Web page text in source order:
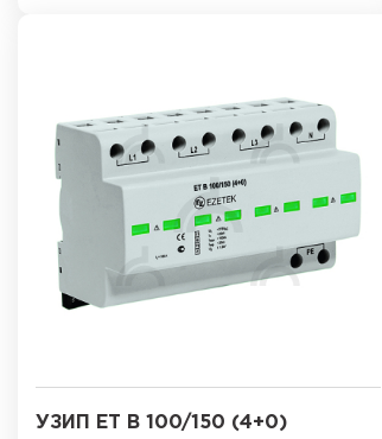
УЗИП ET B 100/150 (4+0)